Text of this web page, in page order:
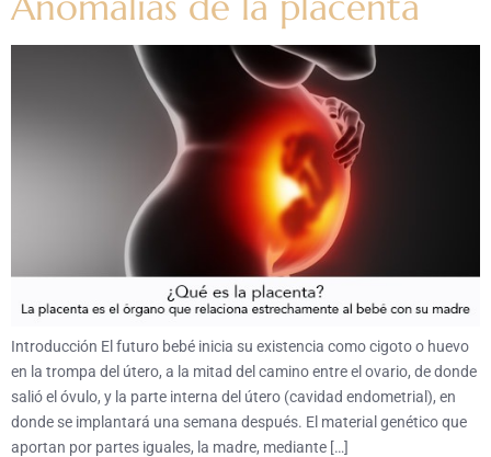
Introducción El futuro bebé inicia su existencia como cigoto o huevo
en la trompa del útero, a la mitad del camino entre el ovario, de donde
salió el óvulo, y la parte interna del útero (cavidad endometrial), en
donde se implantará una semana después. El material genético que
aportan por partes iguales, la madre, mediante […]